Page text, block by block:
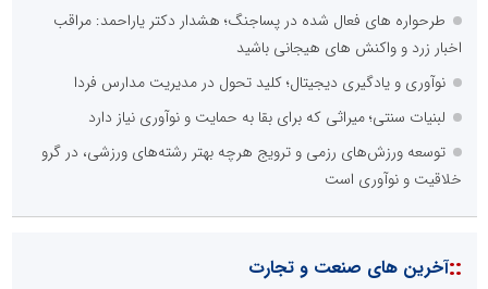
طرحواره های فعال شده در پساجنگ؛ هشدار دکتر یاراحمد: مراقب
اخبار زرد و واکنش های هیجانی باشید
نوآوری و یادگیری دیجیتال؛ کلید تحول در مدیریت مدارس فردا
لبنیات سنتی؛ میراثی که برای بقا به حمایت و نوآوری نیاز دارد
توسعه ورزش‌های رزمی و ترویج هرچه بهتر رشته‌های ورزشی، در گرو
خلاقیت و نوآوری است
::آخرین های صنعت و تجارت